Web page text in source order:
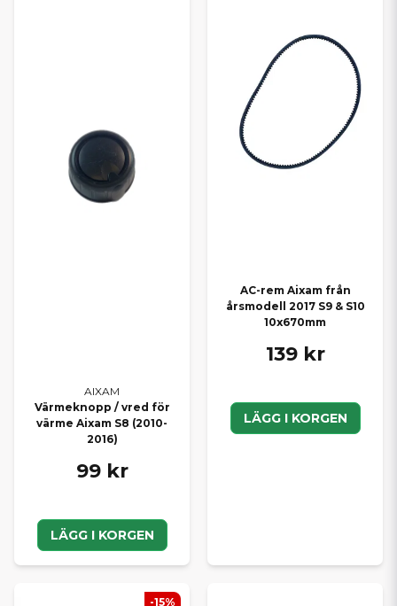
AIXAM
Värmeknopp / vred för
värme Aixam S8 (2010-
2016)
99 kr
LÄGG I KORGEN
AC-rem Aixam från
årsmodell 2017 S9 & S10
10x670mm
139 kr
LÄGG I KORGEN
-15%